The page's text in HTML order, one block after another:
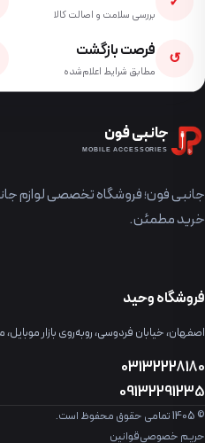
بررسی سلامت و اصالت کالا
↺ فرصت بازگشت
مطابق شرایط اعلام‌شده
جانبی فون
MOBILE ACCESSORIES
جانبی فون؛ فروشگاه تخصصی لوازم
خرید مطمئن.
فروشگاه وحید
اصفهان، خیابان فردوسی، روبه‌روی بازار موبایل،
03132228180
09132291235
© 1405 تمامی حقوق محفوظ است.
حریم خصوصیقوانین